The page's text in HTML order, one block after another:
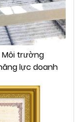
Môi trường
lực doanh